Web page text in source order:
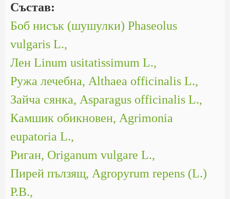
Състав:
Боб нисък (шушулки) Phaseolus
vulgaris L.,
Лен Linum usitatissimum L.,
Ружа лечебна, Althaea officinalis L.,
Зайча сянка, Asparagus officinalis L.,
Камшик обикновен, Agrimonia
eupatoria L.,
Риган, Origanum vulgare L.,
Пирей пълзящ, Agropyrum repens (L.)
P.B.,